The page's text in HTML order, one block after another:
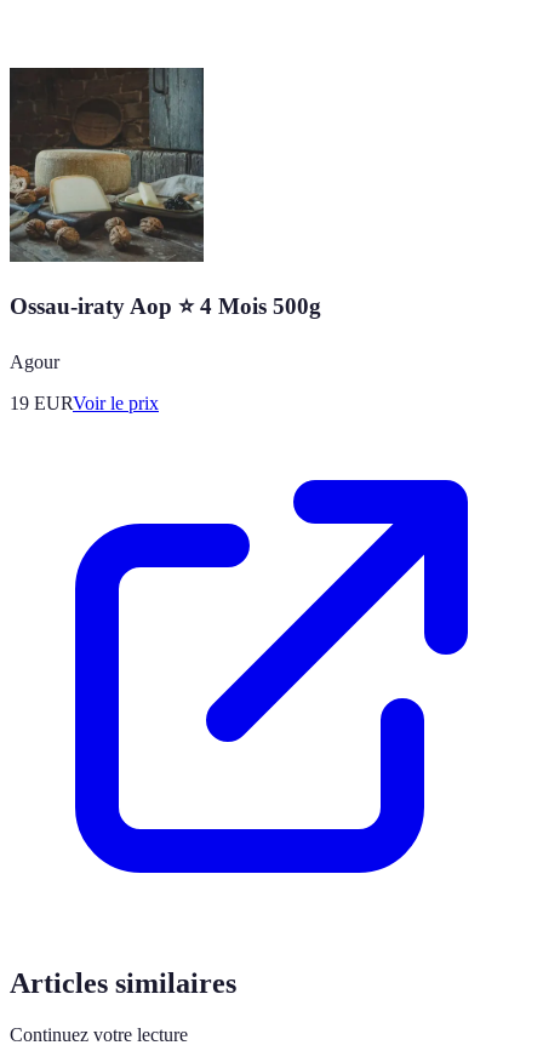
Ossau-iraty Aop ⭐ 4 Mois 500g
Agour
19 EURVoir le prix
Articles similaires
Continuez votre lecture